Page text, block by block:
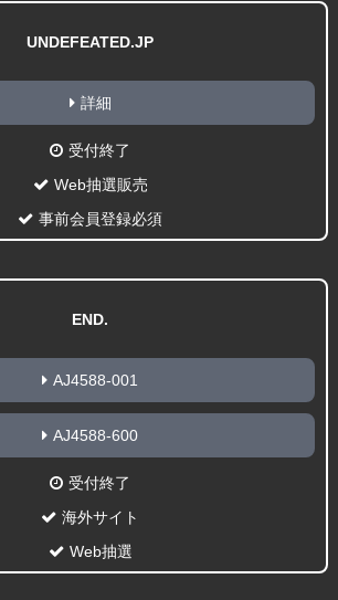
UNDEFEATED.JP
詳細
受付終了
Web抽選販売
事前会員登録必須
END.
AJ4588-001
AJ4588-600
受付終了
海外サイト
Web抽選